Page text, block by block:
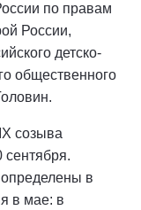
по правам
России,
детско-
общественного
созыва
сентября.
в
в мае: в